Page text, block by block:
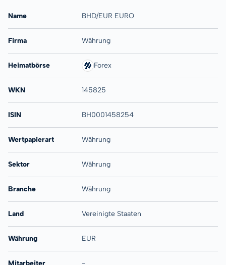
Name BHD/EUR EURO
Firma Währung
Heimatbörse Forex
WKN 145825
ISIN BH0001458254
Wertpapierart Währung
Sektor Währung
Branche Währung
Land Vereinigte Staaten
Währung EUR
Mitarbeiter -